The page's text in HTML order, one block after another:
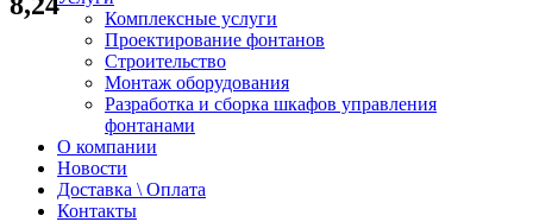
Комплексные услуги
Проектирование фонтанов
Строительство
Монтаж оборудования
Разработка и сборка шкафов управления
фонтанами
О компании
Новости
Доставка \ Оплата
Контакты